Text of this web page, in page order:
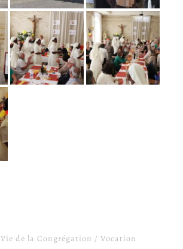
Vie de la Congrégation
Vocation